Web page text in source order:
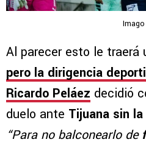
Al parecer esto le traerá
pero la dirigencia
Ricardo Peláez decidió
duelo ante Tijuana sin
“Para no balconearlo de